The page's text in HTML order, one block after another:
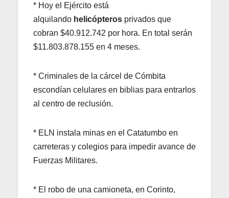
* Hoy el Ejército está
alquilando helicópteros privados que
cobran $40.912.742 por hora. En total serán
$11.803.878.155 en 4 meses.
* Criminales de la cárcel de Cómbita
escondían celulares en biblias para entrarlos
al centro de reclusión.
* ELN instala minas en el Catatumbo en
carreteras y colegios para impedir avance de
Fuerzas Militares.
* El robo de una camioneta, en Corinto,